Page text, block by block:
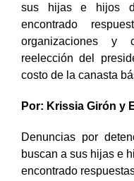
sus hijas e hijos
encontrado
organizaciones y
reelección del
costo de la canasta
Por: Krissia Girón y
Denuncias por
buscan a sus hijas e
encontrado